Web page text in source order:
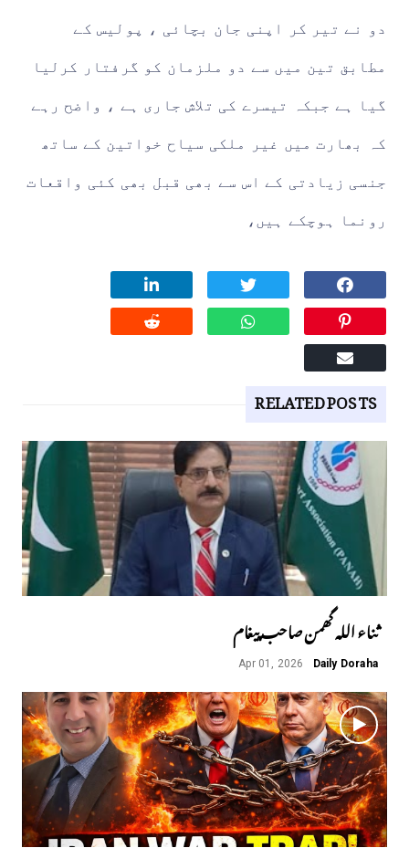
دو نے تیر کر اپنی جان بچائی ، پولیس کے
مطابق تین میں سے دو ملزمان کو گرفتار کرلیا
گیا ہے جبکہ تیسرے کی تلاش جاری ہے ، واضح رہے
کہ بھارت میں غیر ملکی سیاح خواتین کے ساتھ
جنسی زیادتی کے اس سے بھی قبل بھی کئی واقعات
رونما ہوچکے ہیں،
RELATED POSTS
ثناء اللہ گھمن صاحب پیغام
Daily Doraha
Apr 01, 2026